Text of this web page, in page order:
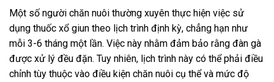
Một số người chăn nuôi thường xuyên thực hiện việc sử
dụng thuốc xổ giun theo lịch trình định kỳ, chẳng hạn như
mỗi 3-6 tháng một lần. Việc này nhằm đảm bảo rằng đàn gà
được xử lý đều đặn. Tuy nhiên, lịch trình này có thể phải điều
chỉnh tùy thuộc vào điều kiện chăn nuôi cụ thể và mức độ